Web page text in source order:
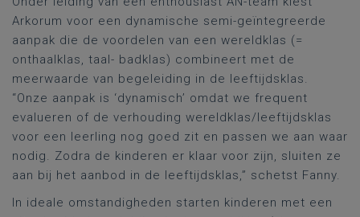
Arkorum voor een dynamische semi-geïntegreerde
aanpak die de voordelen van een wereldklas (=
onthaalklas, taal- badklas) combineert met de
meerwaarde van begeleiding in de leeftijdsklas.
“Onze aanpak is ‘dynamisch’ omdat we frequent
evalueren of de verhouding wereldklas/leeftijdsklas
voor een leerling nog goed zit en passen we aan waar
nodig. Zodra de kinderen er klaar voor zijn, sluiten ze
aan bij het aanbod in de leeftijdsklas,” schetst Fanny.
In ideale omstandigheden starten kinderen met een